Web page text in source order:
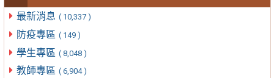
最新消息 ( 10,337 )
防疫專區 ( 149 )
學生專區 ( 8,048 )
教師專區 ( 6,904 )